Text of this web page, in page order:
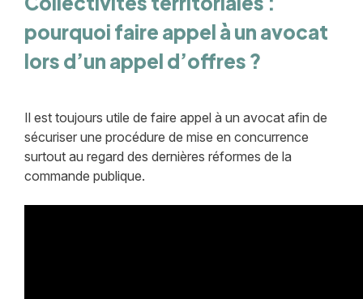
pourquoi faire appel à un avocat
lors d’un appel d’offres ?
Il est toujours utile de faire appel à un avocat afin de
sécuriser une procédure de mise en concurrence
surtout au regard des dernières réformes de la
commande publique.